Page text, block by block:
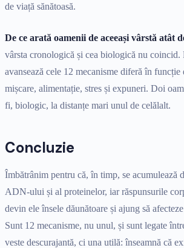
de viață sănătoasă.
De ce arată oamenii de aceeași vârstă atât
vârsta cronologică și cea biologică nu coincid.
avansează cele 12 mecanisme diferă în funcție
mișcare, alimentație, stres și expuneri. Doi
fi, biologic, la distanțe mari unul de celălalt.
Concluzie
Îmbătrânim pentru că, în timp, se acumulează
ADN-ului și al proteinelor, iar răspunsurile
devin ele însele dăunătoare și ajung să
Sunt 12 mecanisme, nu unul, și sunt legate
veste descurajantă, ci una utilă: înseamnă că